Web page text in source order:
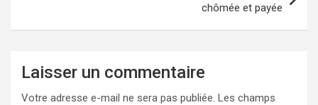
chômée et payée
Laisser un commentaire
Votre adresse e-mail ne sera pas publiée. Les champs